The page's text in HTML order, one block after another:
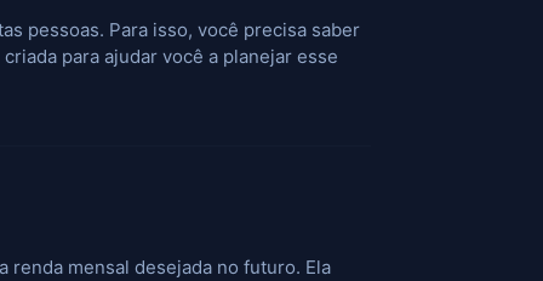
pessoas. Para isso, você precisa saber
para ajudar você a planejar esse
renda mensal desejada no futuro. Ela